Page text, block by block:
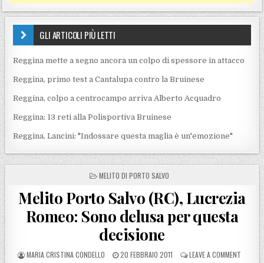
GLI ARTICOLI PIÙ LETTI
Reggina mette a segno ancora un colpo di spessore in attacco
Reggina, primo test a Cantalupa contro la Bruinese
Reggina, colpo a centrocampo arriva Alberto Acquadro
Reggina: 13 reti alla Polisportiva Bruinese
Reggina, Lancini: "Indossare questa maglia è un'emozione"
POSTED IN
MELITO DI PORTO SALVO
Melito Porto Salvo (RC), Lucrezia
Romeo: Sono delusa per questa
decisione
POSTED BY
MARIA CRISTINA CONDELLO POSTED ON
20 FEBBRAIO 2011 LEAVE A COMMENTON